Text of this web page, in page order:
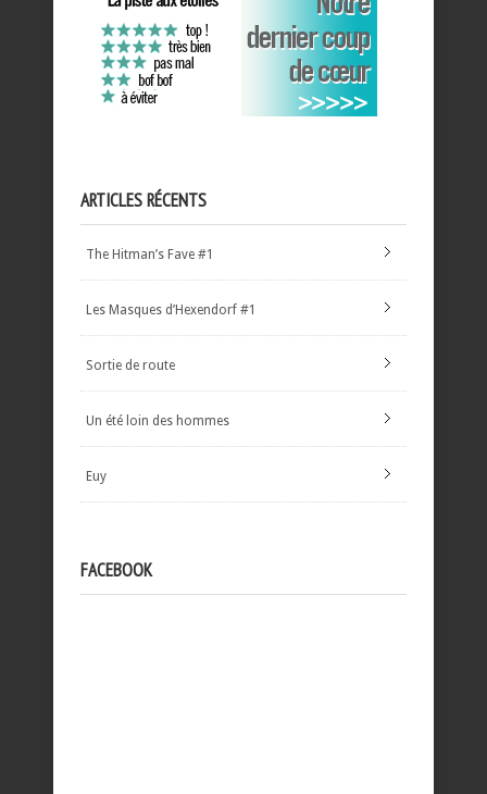
ARTICLES RÉCENTS
The Hitman’s Fave #1
Les Masques d’Hexendorf #1
Sortie de route
Un été loin des hommes
Euy
FACEBOOK